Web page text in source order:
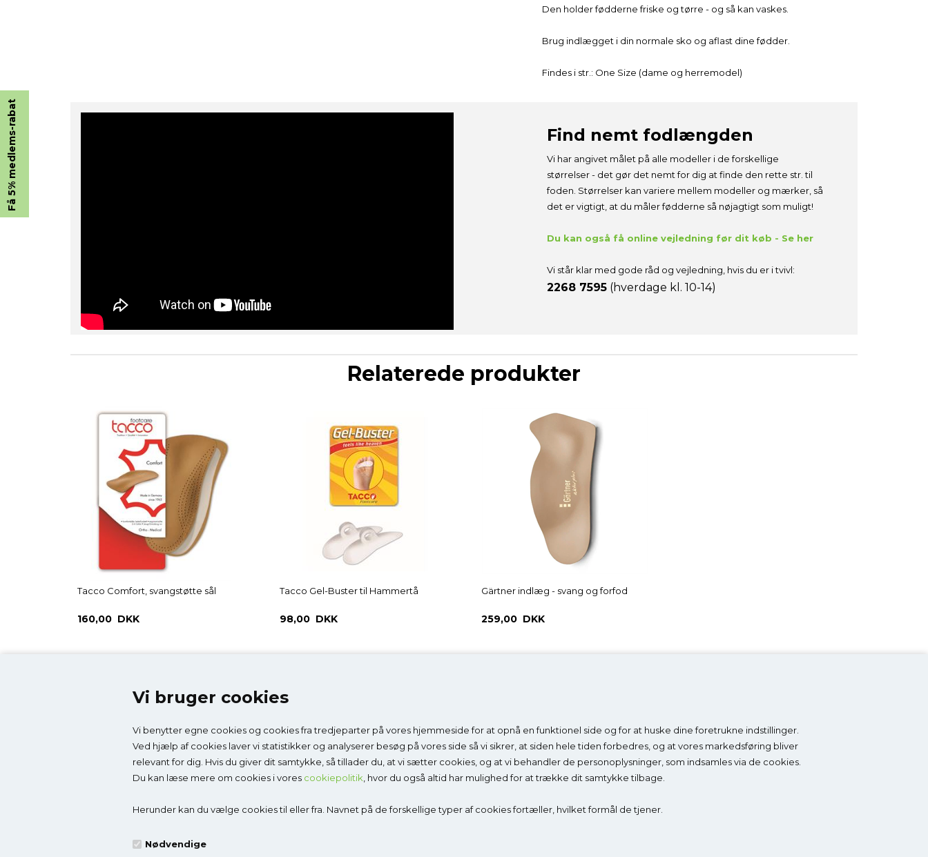
Vi bruger cookies
Vi benytter egne cookies og cookies fra tredjeparter på vores hjemmeside for at opnå en funktionel side og for at huske dine foretrukne indstillinger.
Ved hjælp af cookies laver vi statistikker og analyserer besøg på vores side så vi sikrer, at siden hele tiden forbedres, og at vores markedsføring bliver
relevant for dig. Hvis du giver dit samtykke, så tillader du, at vi sætter cookies, og at vi behandler de personoplysninger, som indsamles via de cookies.
Du kan læse mere om cookies i vores cookiepolitik, hvor du også altid har mulighed for at trække dit samtykke tilbage.
Herunder kan du vælge cookies til eller fra. Navnet på de forskellige typer af cookies fortæller, hvilket formål de tjener.
Nødvendige
Den holder fødderne friske og tørre - og så kan vaskes.
Brug indlægget i din normale sko og aflast dine fødder.
Findes i str.: One Size (dame og herremodel)
Find nemt fodlængden
Vi har angivet målet på alle modeller i de forskellige
størrelser - det gør det nemt for dig at finde den rette str. til
foden. Størrelser kan variere mellem modeller og mærker, så
det er vigtigt, at du måler fødderne så nøjagtigt som muligt!
Du kan også få online vejledning før dit køb - Se her
Vi står klar med gode råd og vejledning, hvis du er i tvivl:
2268 7595 (hverdage kl. 10-14)
Relaterede produkter
Tacco Comfort, svangstøtte sål
160,00 DKK
Tacco Gel-Buster til Hammertå
98,00 DKK
Gärtner indlæg - svang og forfod
259,00 DKK
2680 Solrød Strand
Top-kategorier
Brands
Børnesko
Indesandaler
Information
Det siger vores kunder
Få fjernvejledning
Køb gavekort
Tilmeld nyhedsbrev
✅ Få særtilbud & personlige rabatter.
De 5% rabat virker kun på ikke nedsatte vare og gælder ikke ved gavekort.
Du kan til enhver tid trække din tilmelding tilbage ved at klikke på afmeld linket i
efter at besvare alle e-mails forespørgsler på afmelding fra medlemslisten indenfor 2